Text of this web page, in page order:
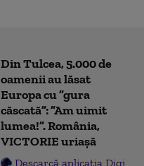
Din Tulcea, 5.000 de
oamenii au lăsat
Europa cu ”gura
căscată”: ”Am uimit
lumea!”. România,
VICTORIE uriașă
Descarcă aplicația Digi